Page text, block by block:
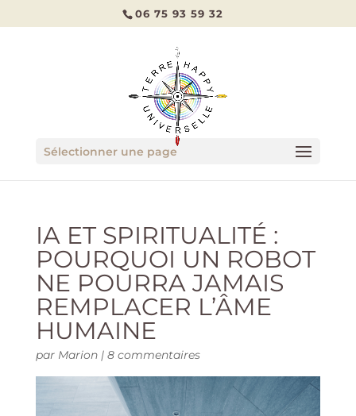
06 75 93 59 32
Sélectionner une page
IA ET SPIRITUALITÉ :
POURQUOI UN ROBOT
NE POURRA JAMAIS
REMPLACER L’ÂME
HUMAINE
par Marion| 8 commentaires